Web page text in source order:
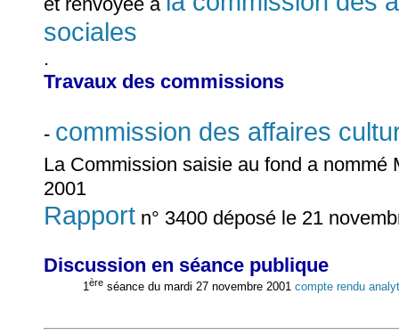
sociales
.
Travaux des commissions
- commission des affaires
La Commission saisie au fond a nommé
2001
Rapport n° 3400 déposé le 21
Discussion en séance publique
1ère séance du mardi 27 novembre 2001compte rendu